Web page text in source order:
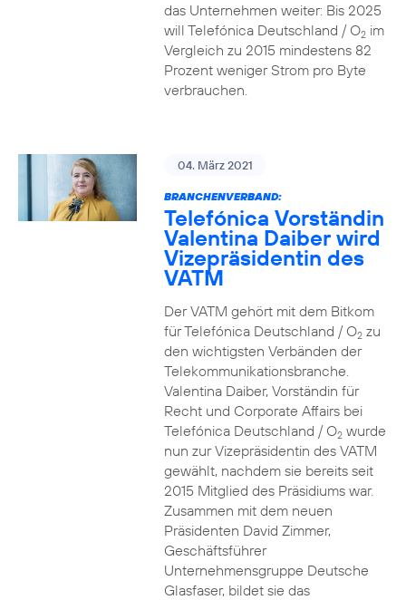
das Unternehmen weiter: Bis 2025
will Telefónica Deutschland / O2im
Vergleich zu 2015 mindestens 82
Prozent weniger Strom pro Byte
verbrauchen.
04. März 2021
BRANCHENVERBAND:
Telefónica Vorständin
Valentina Daiber wird
Vizepräsidentin des
VATM
Der VATM gehört mit dem Bitkom
für Telefónica Deutschland / O2zu
den wichtigsten Verbänden der
Telekommunikationsbranche.
Valentina Daiber, Vorständin für
Recht und Corporate Affairs bei
Telefónica Deutschland / O2wurde
nun zur Vizepräsidentin des VATM
gewählt, nachdem sie bereits seit
2015 Mitglied des Präsidiums war.
Zusammen mit dem neuen
Präsidenten David Zimmer,
Geschäftsführer
Unternehmensgruppe Deutsche
Glasfaser, bildet sie das